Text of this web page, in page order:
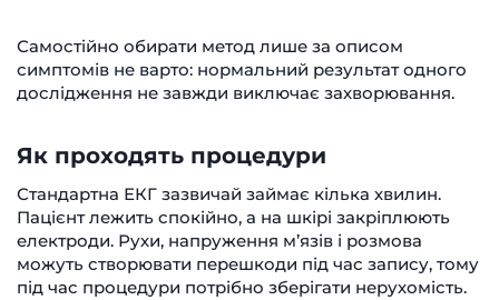
Самостійно обирати метод лише за описом
симптомів не варто: нормальний результат одного
дослідження не завжди виключає захворювання.
Як проходять процедури
Стандартна ЕКГ зазвичай займає кілька хвилин.
Пацієнт лежить спокійно, а на шкірі закріплюють
електроди. Рухи, напруження м’язів і розмова
можуть створювати перешкоди під час запису, тому
під час процедури потрібно зберігати нерухомість.